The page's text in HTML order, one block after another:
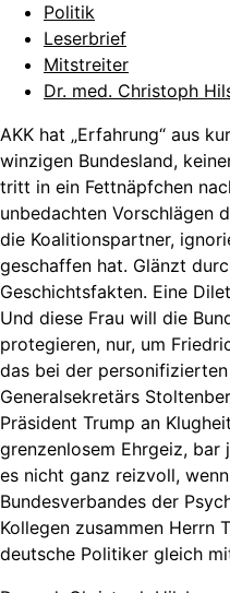
Politik
Leserbrief
Mitstreiter
Dr. med. Christoph
AKK hat „Erfahrung“ aus
winzigen Bundesland,
tritt in ein Fettnäpfchen
unbedachten Vorschlägen
die Koalitionspartner,
geschaffen hat. Glänzt
Geschichtsfakten. Eine
Und diese Frau will die
protegieren, nur, um
das bei der
Generalsekretärs
Präsident Trump an
grenzenlosem Ehrgeiz, bar
es nicht ganz reizvoll,
Bundesverbandes der
Kollegen zusammen Herrn
deutsche Politiker gleich